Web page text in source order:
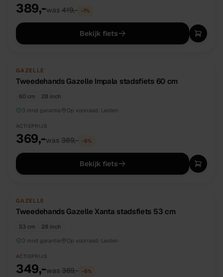
389,-was 419,- −7%
Bekijk fiets
TWEEDEHANDS
GAZELLE
Tweedehands Gazelle Impala stadsfiets 60 cm
60 cm
28 inch
3 mnd garantie
Op voorraad: Leiden
ACTIEPRIJS
369,-was 389,- −5%
Bekijk fiets
TWEEDEHANDS
GAZELLE
Tweedehands Gazelle Xanta stadsfiets 53 cm
53 cm
28 inch
3 mnd garantie
Op voorraad: Leiden
ACTIEPRIJS
349,-was 369,- −5%